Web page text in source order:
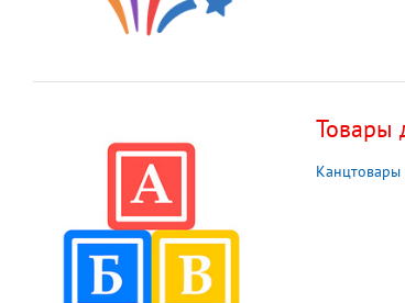
Товары
Канцтовары